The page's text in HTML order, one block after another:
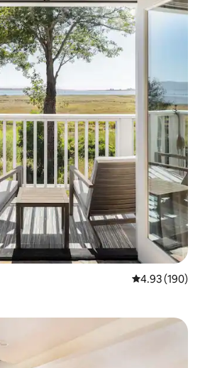
レビュー190
4.93 (190)